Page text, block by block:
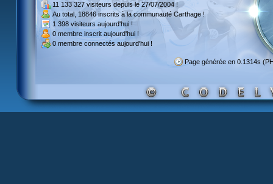
11 133 327 visiteursdepuis le 27/07/2004 !
Au total, 18846 inscritsà la communauté Carthage !
1 398 visiteurs aujourd'hui !
0 membre inscrit aujourd'hui !
0 membre connectés aujourd'hui !
Page générée en 0.1314s